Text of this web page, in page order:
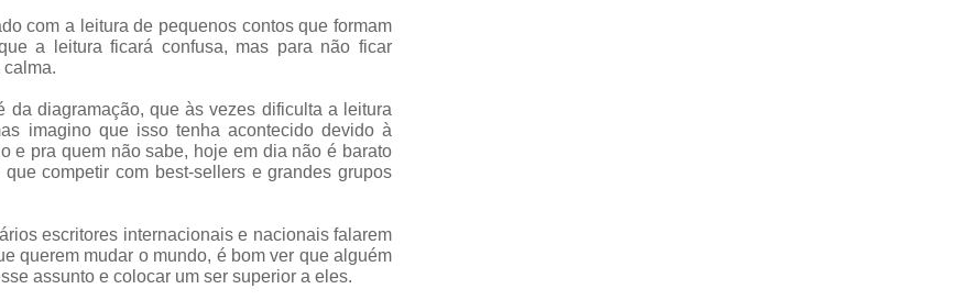
com a leitura de pequenos contos que formam
a leitura ficará confusa, mas para não ficar
da diagramação, que às vezes dificulta a leitura
imagino que isso tenha acontecido devido à
e pra quem não sabe, hoje em dia não é barato
competir com best-sellers e grandes grupos
escritores internacionais e nacionais falarem
querem mudar o mundo, é bom ver que alguém
assunto e colocar um ser superior a eles.